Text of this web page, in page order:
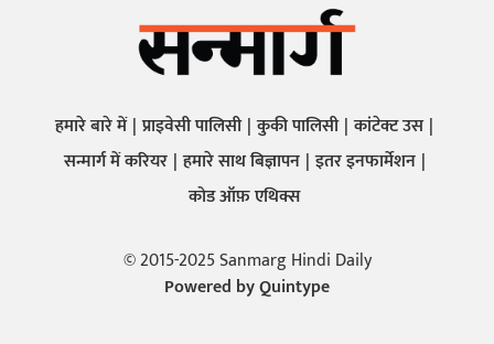
हमारे बारे में प्राइवेसी पालिसी कुकी पालिसी कांटेक्ट उस
सन्मार्ग में करियर हमारे साथ बिज्ञापन इतर इनफार्मेशन
कोड ऑफ़ एथिक्स
© 2015-2025 Sanmarg Hindi Daily
Powered byQuintype